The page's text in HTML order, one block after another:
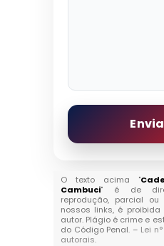
O texto acima "
Cambuci" é de
reprodução, parcial
nossos links, é
autor. Plágio é crime e
do Código Penal. – Lei
autorais.